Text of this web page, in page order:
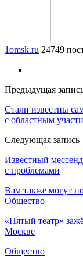
1omsk.ru 24749
Предыдущая
Стали известны
с областным
Следующая запись
Известный
с проблемами
Вам также могут
Общество
«Пятый театр»
Москве
Общество